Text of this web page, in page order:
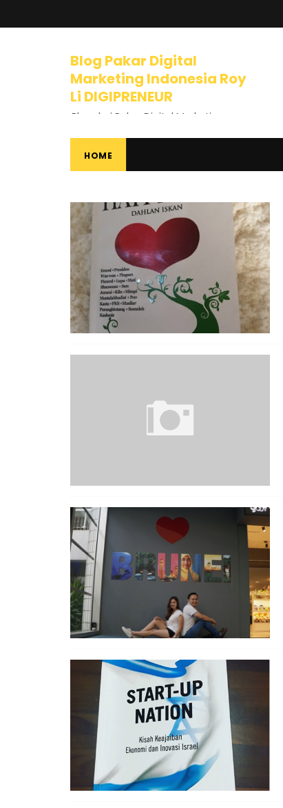
Blog Pakar Digital
Marketing Indonesia Roy
Li DIGIPRENEUR
Blog dari Pakar Digital Marketing
banyak tips dan pelajaran tentang
Bisnis Online, Dunia Internet, Bisnis
Mindset Berbisnis, dan banyak
materi luar biasa lainnya.
HOME